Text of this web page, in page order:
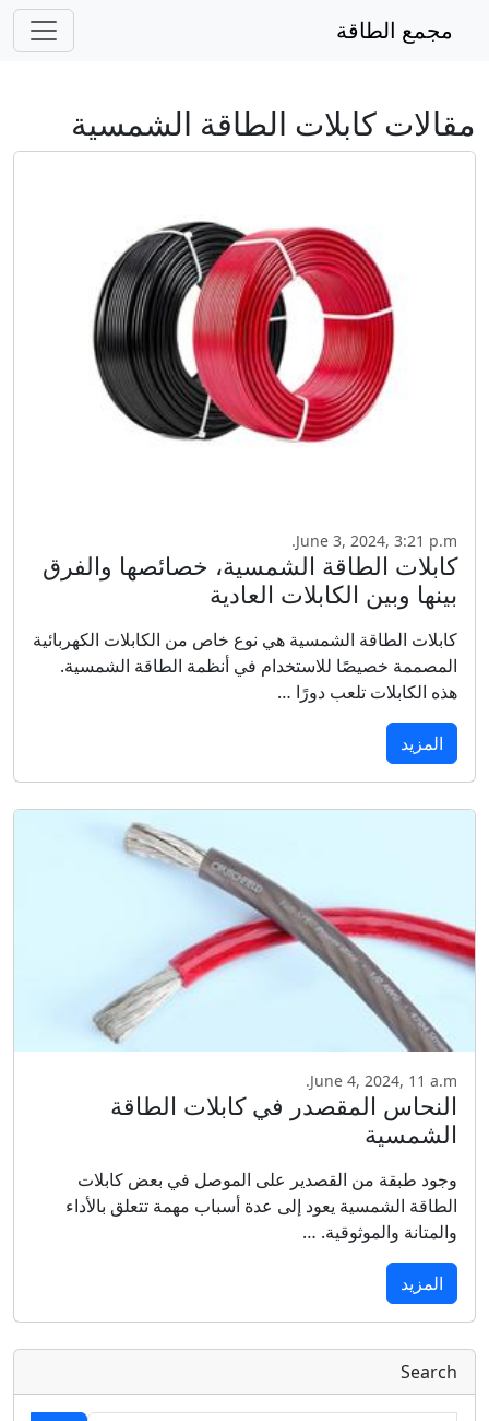
مجمع الطاقة
مقالات كابلات الطاقة الشمسية
June 3, 2024, 3:21 p.m.
كابلات الطاقة الشمسية، خصائصها والفرق
بينها وبين الكابلات العادية
كابلات الطاقة الشمسية هي نوع خاص من الكابلات الكهربائية
المصممة خصيصًا للاستخدام في أنظمة الطاقة الشمسية.
هذه الكابلات تلعب دورًا …
المزيد
June 4, 2024, 11 a.m.
النحاس المقصدر في كابلات الطاقة
الشمسية
وجود طبقة من القصدير على الموصل في بعض كابلات
الطاقة الشمسية يعود إلى عدة أسباب مهمة تتعلق بالأداء
والمتانة والموثوقية. …
المزيد
Search